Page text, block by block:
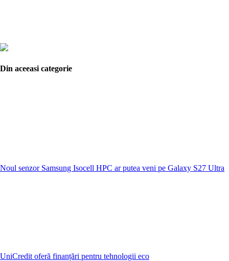
Din aceeasi categorie
Noul senzor Samsung Isocell HPC ar putea veni pe Galaxy S27 Ultra
UniCredit oferă finanțări pentru tehnologii eco